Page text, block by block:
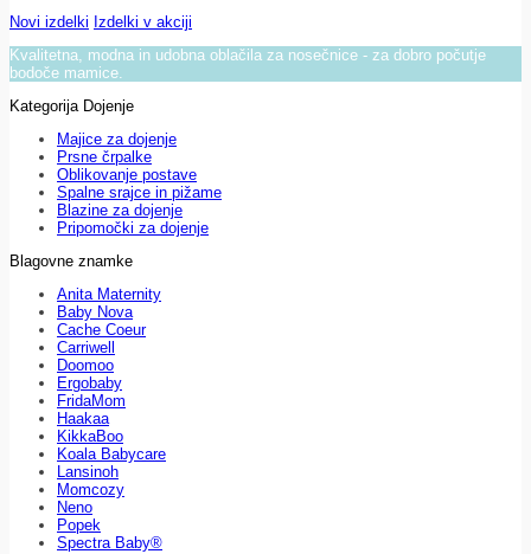
Novi izdelki Izdelki v akciji
Kvalitetna, modna in udobna oblačila za nosečnice - za dobro počutje
bodoče mamice.
Kategorija Dojenje
Majice za dojenje
Prsne črpalke
Oblikovanje postave
Spalne srajce in pižame
Blazine za dojenje
Pripomočki za dojenje
Blagovne znamke
Anita Maternity
Baby Nova
Cache Coeur
Carriwell
Doomoo
Ergobaby
FridaMom
Haakaa
KikkaBoo
Koala Babycare
Lansinoh
Momcozy
Neno
Popek
Spectra Baby®